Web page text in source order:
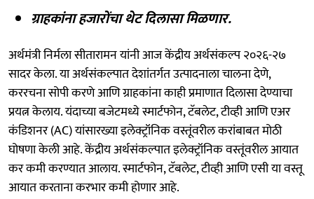
ग्राहकांना हजारोंचा थेट दिलासा मिळणार.
अर्थमंत्री निर्मला सीतारामन यांनी आज केंद्रीय अर्थसंकल्प २०२६-२७
सादर केला. या अर्थसंकल्पात देशांतर्गत उत्पादनाला चालना देणे,
कररचना सोपी करणे आणि ग्राहकांना काही प्रमाणात दिलासा देण्याचा
प्रयत्न केलाय. यंदाच्या बजेटमध्ये स्मार्टफोन, टॅबलेट, टीव्ही आणि एअर
कंडिशनर (AC) यांसारख्या इलेक्ट्रॉनिक वस्तूंवरील करांबाबत मोठी
घोषणा केली आहे. केंद्रीय अर्थसंकल्पात इलेक्ट्रॉनिक वस्तूंवरील आयात
कर कमी करण्यात आलाय. स्मार्टफोन, टॅबलेट, टीव्ही आणि एसी या वस्तू
आयात करताना करभार कमी होणार आहे.